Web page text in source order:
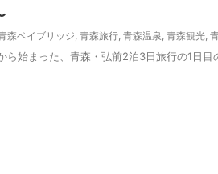
森ベイブリッジ, 青森旅行, 青森温泉, 青森観光,
ら始まった、青森・弘前2泊3日旅行の1日目